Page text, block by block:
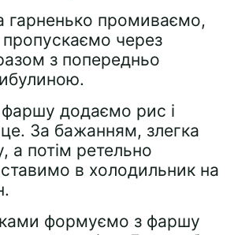
гарненько промиваємо,
через
з попередньо
додаємо рис і
За бажанням, злегка
а потім ретельно
в холодильник на
формуємо з фаршу